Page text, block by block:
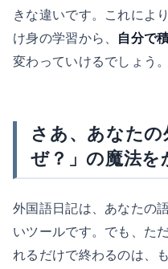
きな違いです。これによ
け身の学習から、 自分で
変わっていけるでしょう。
さあ、あなた
ぜ？」の魔法を
外国語日記は、あなたの
いツールです。でも、た
れるだけで終わるのは、